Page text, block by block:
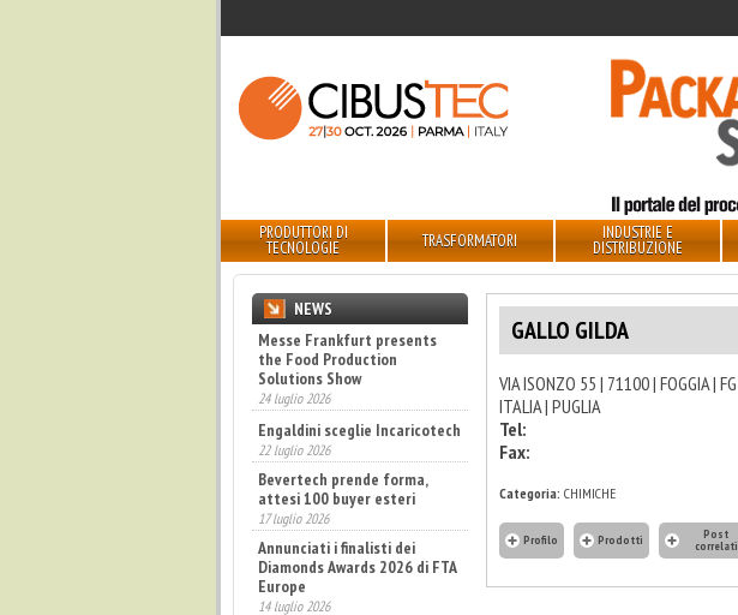
PRODUTTORI DI
TECNOLOGIE TRASFORMATORI INDUSTRIE E
DISTRIBUZIONE
GALLO GILDA
VIA ISONZO 55 | 71100 | FOGGIA | FG
ITALIA | PUGLIA
Tel:
Fax:
Categoria: CHIMICHE
Profilo Prodotti Post
correlati
NEWS
Messe Frankfurt presents
the Food Production
Solutions Show
24 luglio 2026
Engaldini sceglie Incaricotech
22 luglio 2026
Bevertech prende forma,
attesi 100 buyer esteri
17 luglio 2026
Annunciati i finalisti dei
Diamonds Awards 2026 di FTA
Europe
14 luglio 2026